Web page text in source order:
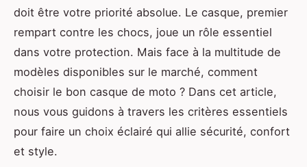
doit être votre priorité absolue. Le casque, premier
rempart contre les chocs, joue un rôle essentiel
dans votre protection. Mais face à la multitude de
modèles disponibles sur le marché, comment
choisir le bon casque de moto ? Dans cet article,
nous vous guidons à travers les critères essentiels
pour faire un choix éclairé qui allie sécurité, confort
et style.